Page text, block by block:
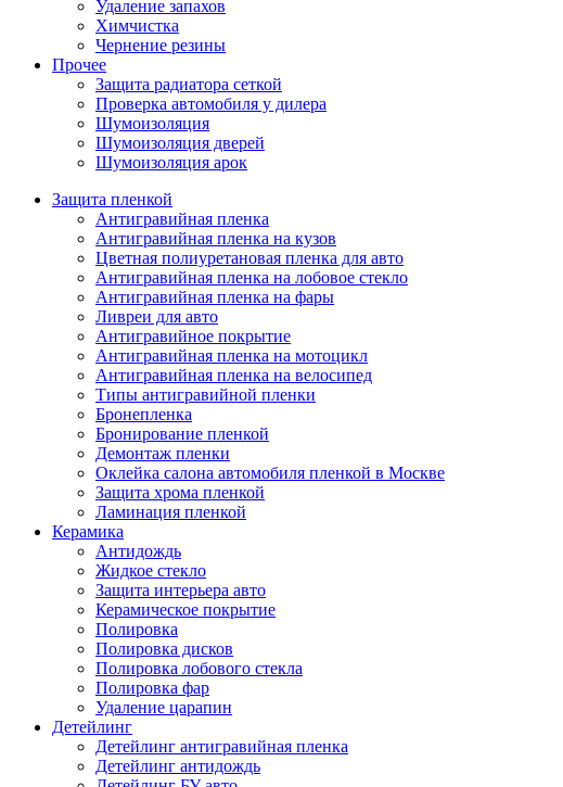
Удаление запахов
Химчистка
Чернение резины
Прочее
Защита радиатора сеткой
Проверка автомобиля у дилера
Шумоизоляция
Шумоизоляция дверей
Шумоизоляция арок
Защита пленкой
Антигравийная пленка
Антигравийная пленка на кузов
Цветная полиуретановая пленка для авто
Антигравийная пленка на лобовое стекло
Антигравийная пленка на фары
Ливреи для авто
Антигравийное покрытие
Антигравийная пленка на мотоцикл
Антигравийная пленка на велосипед
Типы антигравийной пленки
Бронепленка
Бронирование пленкой
Демонтаж пленки
Оклейка салона автомобиля пленкой в Москве
Защита хрома пленкой
Ламинация пленкой
Керамика
Антидождь
Жидкое стекло
Защита интерьера авто
Керамическое покрытие
Полировка
Полировка дисков
Полировка лобового стекла
Полировка фар
Удаление царапин
Детейлинг
Детейлинг антигравийная пленка
Детейлинг антидождь